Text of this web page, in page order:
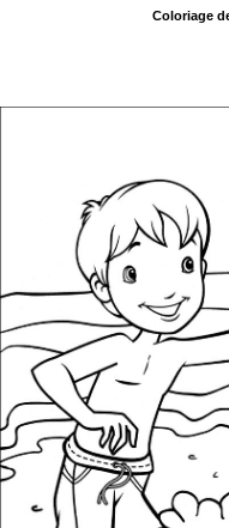
Coloriage